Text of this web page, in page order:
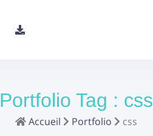
Portfolio Tag : css
Accueil Portfolio css